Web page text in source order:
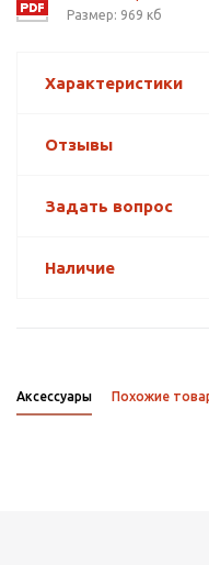
Размер: 969 кб
Характеристики
Отзывы
Задать вопрос
Наличие
Аксессуары Похожие